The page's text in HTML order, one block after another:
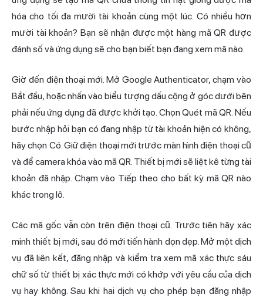
hóa cho tối đa mười tài khoản cùng một lúc. Có nhiều hơn
mười tài khoản? Bạn sẽ nhận được một hàng mã QR được
đánh số và ứng dụng sẽ cho bạn biết bạn đang xem mã nào.
Giờ đến điện thoại mới. Mở Google Authenticator, chạm vào
Bắt đầu, hoặc nhấn vào biểu tượng dấu cộng ở góc dưới bên
phải nếu ứng dụng đã được khởi tạo. Chọn Quét mã QR. Nếu
bước nhập hỏi bạn có đang nhập từ tài khoản hiện có không,
hãy chọn Có. Giữ điện thoại mới trước màn hình điện thoại cũ
và để camera khóa vào mã QR. Thiết bị mới sẽ liệt kê từng tài
khoản đã nhập. Chạm vào Tiếp theo cho bất kỳ mã QR nào
khác trong lô.
Các mã gốc vẫn còn trên điện thoại cũ. Trước tiên hãy xác
minh thiết bị mới, sau đó mới tiến hành dọn dẹp. Mở một dịch
vụ đã liên kết, đăng nhập và kiểm tra xem mã xác thực sáu
chữ số từ thiết bị xác thực mới có khớp với yêu cầu của dịch
vụ hay không. Sau khi hai dịch vụ cho phép bạn đăng nhập